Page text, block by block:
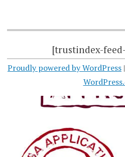
[trustindex-
Proudly powered by WordPress |